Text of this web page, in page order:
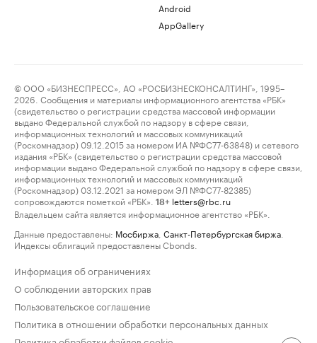
Android
AppGallery
© ООО «БИЗНЕСПРЕСС», АО «РОСБИЗНЕСКОНСАЛТИНГ», 1995–
2026. Сообщения и материалы информационного агентства «РБК»
(свидетельство о регистрации средства массовой информации
выдано Федеральной службой по надзору в сфере связи,
информационных технологий и массовых коммуникаций
(Роскомнадзор) 09.12.2015 за номером ИА №ФС77-63848) и сетевого
издания «РБК» (свидетельство о регистрации средства массовой
информации выдано Федеральной службой по надзору в сфере связи,
информационных технологий и массовых коммуникаций
(Роскомнадзор) 03.12.2021 за номером ЭЛ №ФС77-82385)
сопровождаются пометкой «РБК».
18+ letters@rbc.ru
Владельцем сайта является информационное агентство «РБК».
Данные предоставлены: Мосбиржа Санкт-Петербургская биржа
Индексы облигаций предоставлены Cbonds.
Информация об ограничениях
О соблюдении авторских прав
Пользовательское соглашение
Политика в отношении обработки персональных данных